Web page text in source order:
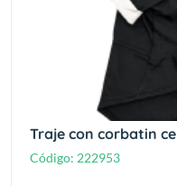
Traje con corbatin
Código: 222953